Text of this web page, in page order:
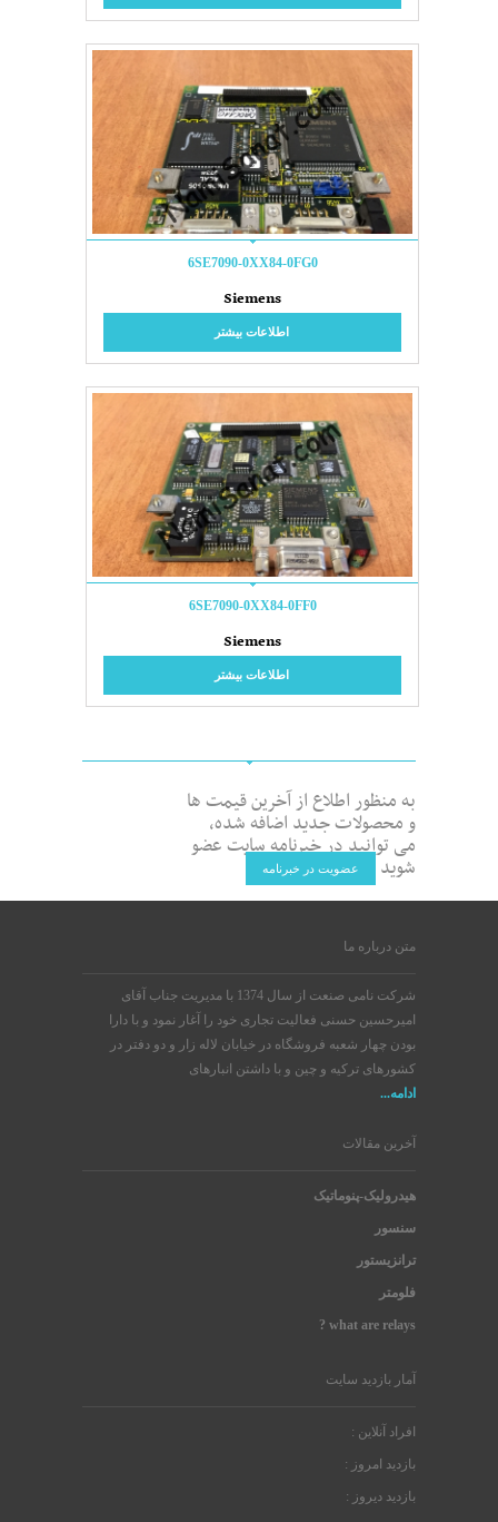
6SE7090-0XX84-0FG0
Siemens
اطلاعات بیشتر
6SE7090-0XX84-0FF0
Siemens
اطلاعات بیشتر
به منظور اطلاع از آخرین قیمت ها
و محصولات جدید اضافه شده،
می توانید در خبرنامه سایت عضو
شوید عضویت در خبرنامه
متن درباره ما
شرکت نامی صنعت از سال 1374 با مدیریت جناب آقای
امیرحسین حسنی فعالیت تجاری خود را آغار نمود و با دارا
بودن چهار شعبه فروشگاه در خیابان لاله زار و دو دفتر در
کشورهای ترکیه و چین و با داشتن انبارهای
ادامه...
آخرین مقالات
هیدرولیک-پنوماتیک
سنسور
ترانزیستور
فلومتر
what are relays ?
آمار بازدید سایت
افراد آنلاین :
بازدید امروز :
بازدید دیروز :